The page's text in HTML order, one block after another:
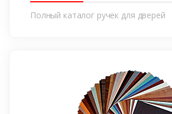
Полный каталог ручек для дверей